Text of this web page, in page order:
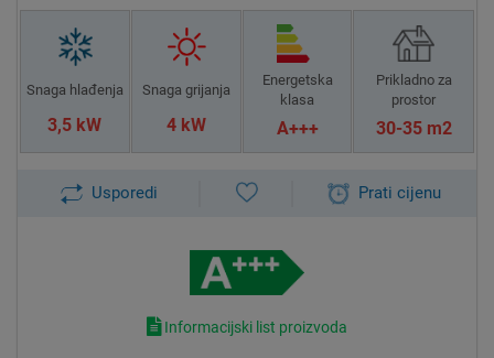
Snaga hlađenja
3,5 kW
Snaga grijanja
4 kW
Energetska
klasa
A+++
Prikladno za
prostor
30-35 m2
Usporedi Prati cijenu
Informacijski list proizvoda